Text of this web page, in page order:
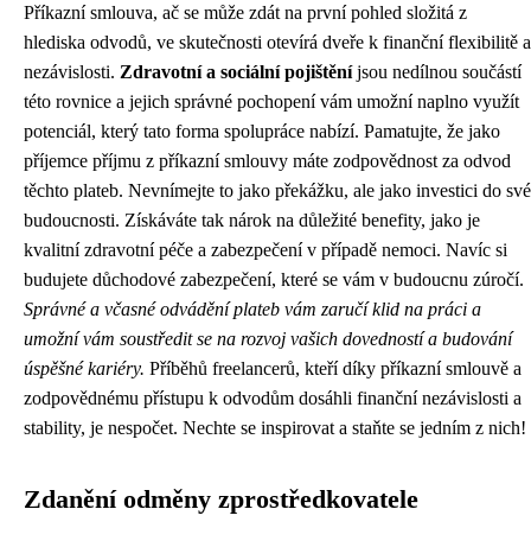
Příkazní smlouva, ač se může zdát na první pohled složitá z
hlediska odvodů, ve skutečnosti otevírá dveře k finanční flexibilitě a
nezávislosti. Zdravotní a sociální pojištěníjsou nedílnou součástí
této rovnice a jejich správné pochopení vám umožní naplno využít
potenciál, který tato forma spolupráce nabízí. Pamatujte, že jako
příjemce příjmu z příkazní smlouvy máte zodpovědnost za odvod
těchto plateb. Nevnímejte to jako překážku, ale jako investici do své
budoucnosti. Získáváte tak nárok na důležité benefity, jako je
kvalitní zdravotní péče a zabezpečení v případě nemoci. Navíc si
budujete důchodové zabezpečení, které se vám v budoucnu zúročí.
Správné a včasné odvádění plateb vám zaručí klid na práci a
umožní vám soustředit se na rozvoj vašich dovedností a budování
úspěšné kariéry. Příběhů freelancerů, kteří díky příkazní smlouvě a
zodpovědnému přístupu k odvodům dosáhli finanční nezávislosti a
stability, je nespočet. Nechte se inspirovat a staňte se jedním z nich!
Zdanění odměny zprostředkovatele